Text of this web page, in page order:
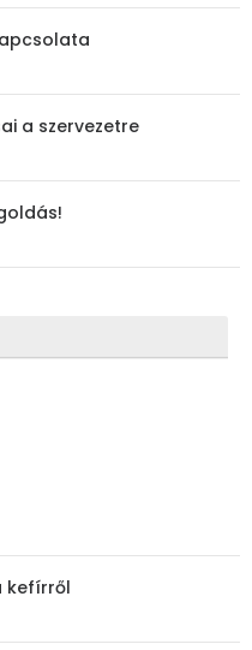
a szervezetre
kefírről